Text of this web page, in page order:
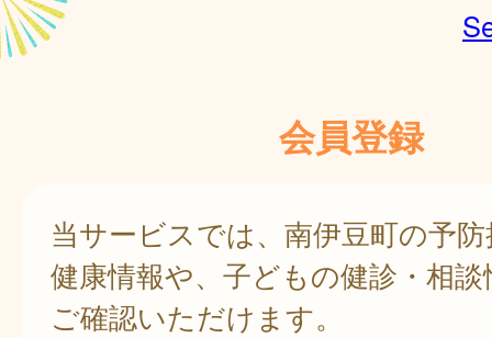
会員登録
当サービスでは、南伊豆町の予
健康情報や、子どもの健診・相
ご確認いただけます。